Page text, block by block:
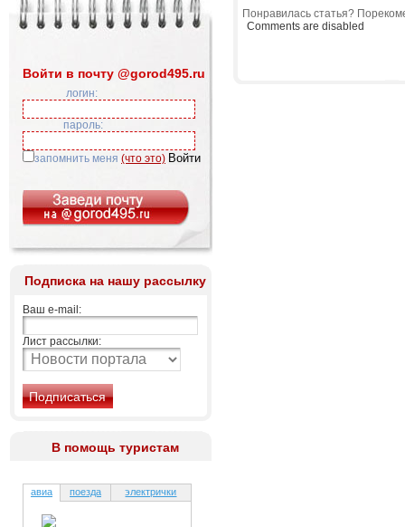
Войти в почту @gorod495.ru
логин:
пароль:
запомнить меня (что это)
Подписка на нашу рассылку
Ваш e-mail:
Лист рассылки:
В помощь туристам
авиа поезда электрички
Понравилась статья?
Comments are disabled